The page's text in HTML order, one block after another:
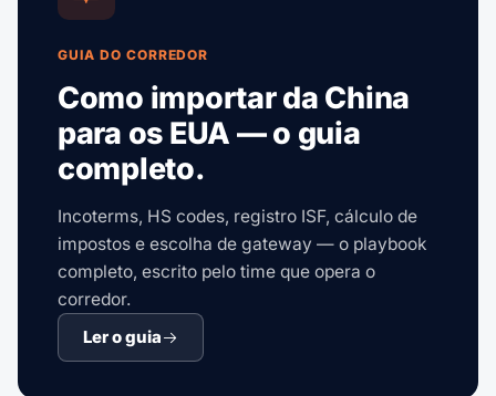
GUIA DO CORREDOR
Como importar da China
para os EUA — o guia
completo.
Incoterms, HS codes, registro ISF, cálculo de
impostos e escolha de gateway — o playbook
completo, escrito pelo time que opera o
corredor.
Ler o guia